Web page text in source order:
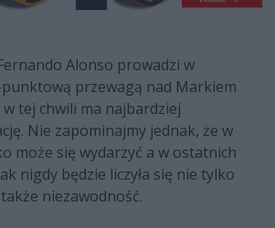
Alonso prowadzi w
przewagą nad Markiem
tej chwili ma najbardziej
Nie zapominajmy jednak, że w
może się wydarzyć a w ostatnich
nigdy będzie liczyła się nie tylko
niezawodność.